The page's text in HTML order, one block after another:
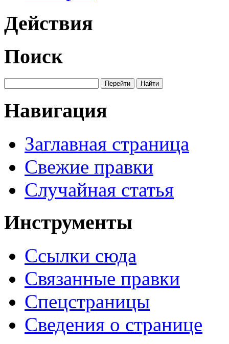
Действия
Поиск
Навигация
Заглавная страница
Свежие правки
Случайная статья
Инструменты
Ссылки сюда
Связанные правки
Спецстраницы
Сведения о странице